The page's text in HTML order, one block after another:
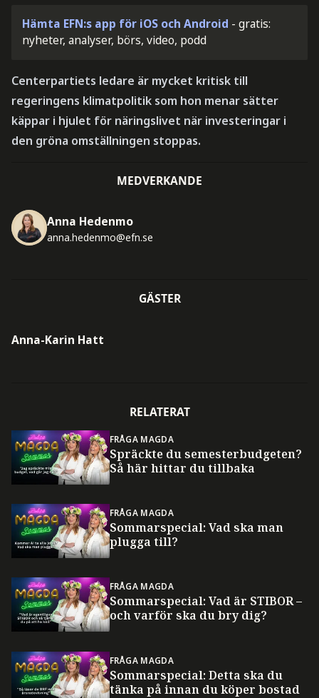
Hämta EFN:s app för iOS och Android - gratis:
nyheter, analyser, börs, video, podd
Centerpartiets ledare är mycket kritisk till
regeringens klimatpolitik som hon menar sätter
käppar i hjulet för näringslivet när investeringar i
den gröna omställningen stoppas.
MEDVERKANDE
Anna Hedenmo
anna.hedenmo@efn.se
GÄSTER
Anna-Karin Hatt
RELATERAT
FRÅGA MAGDA
Spräckte du semesterbudgeten?
Så här hittar du tillbaka
FRÅGA MAGDA
Sommarspecial: Vad ska man
plugga till?
FRÅGA MAGDA
Sommarspecial: Vad är STIBOR –
och varför ska du bry dig?
FRÅGA MAGDA
Sommarspecial: Detta ska du
tänka på innan du köper bostad